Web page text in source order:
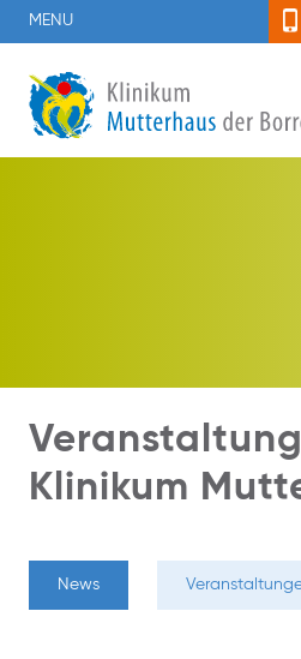
MENU
Klinikum
News